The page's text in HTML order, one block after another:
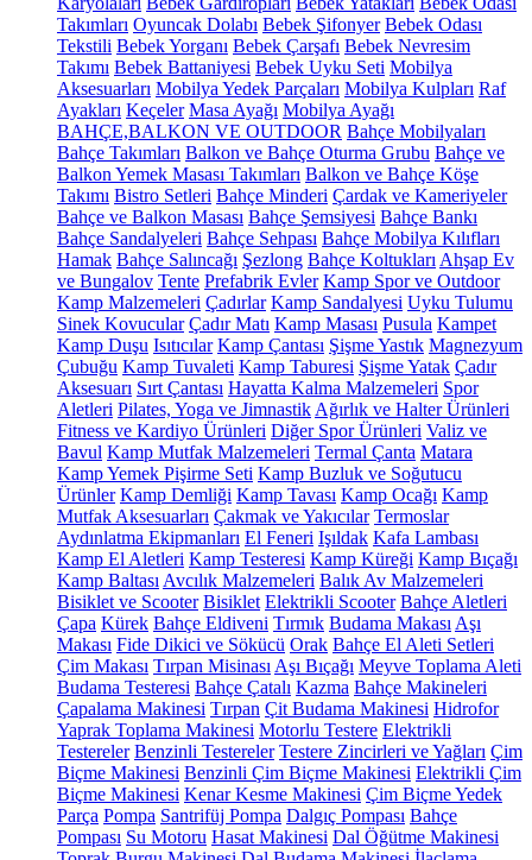
Takımları Oyuncak Dolabı Bebek Şifonyer Bebek Odası
Tekstili Bebek Yorganı Bebek Çarşafı Bebek Nevresim
Takımı Bebek Battaniyesi Bebek Uyku Seti Mobilya
Aksesuarları Mobilya Yedek Parçaları Mobilya Kulpları Raf
Ayakları Keçeler Masa Ayağı Mobilya Ayağı
BAHÇE,BALKON VE OUTDOOR Bahçe Mobilyaları
Bahçe Takımları Balkon ve Bahçe Oturma Grubu Bahçe ve
Balkon Yemek Masası Takımları Balkon ve Bahçe Köşe
Takımı Bistro Setleri Bahçe Minderi Çardak ve Kameriyeler
Bahçe ve Balkon Masası Bahçe Şemsiyesi Bahçe Bankı
Bahçe Sandalyeleri Bahçe Sehpası Bahçe Mobilya Kılıfları
Hamak Bahçe Salıncağı Şezlong Bahçe Koltukları Ahşap Ev
ve Bungalov Tente Prefabrik Evler Kamp Spor ve Outdoor
Kamp Malzemeleri Çadırlar Kamp Sandalyesi Uyku Tulumu
Sinek Kovucular Çadır Matı Kamp Masası Pusula Kampet
Kamp Duşu Isıtıcılar Kamp Çantası Şişme Yastık Magnezyum
Çubuğu Kamp Tuvaleti Kamp Taburesi Şişme Yatak Çadır
Aksesuarı Sırt Çantası Hayatta Kalma Malzemeleri Spor
Aletleri Pilates, Yoga ve Jimnastik Ağırlık ve Halter Ürünleri
Fitness ve Kardiyo Ürünleri Diğer Spor Ürünleri Valiz ve
Bavul Kamp Mutfak Malzemeleri Termal Çanta Matara
Kamp Yemek Pişirme Seti Kamp Buzluk ve Soğutucu
Ürünler Kamp Demliği Kamp Tavası Kamp Ocağı Kamp
Mutfak Aksesuarları Çakmak ve Yakıcılar Termoslar
Aydınlatma Ekipmanları El Feneri Işıldak Kafa Lambası
Kamp El Aletleri Kamp Testeresi Kamp Küreği Kamp Bıçağı
Kamp Baltası Avcılık Malzemeleri Balık Av Malzemeleri
Bisiklet ve Scooter Bisiklet Elektrikli Scooter Bahçe Aletleri
Çapa Kürek Bahçe Eldiveni Tırmık Budama Makası Aşı
Makası Fide Dikici ve Sökücü Orak Bahçe El Aleti Setleri
Çim Makası Tırpan Misinası Aşı Bıçağı Meyve Toplama Aleti
Budama Testeresi Bahçe Çatalı Kazma Bahçe Makineleri
Çapalama Makinesi Tırpan Çit Budama Makinesi Hidrofor
Yaprak Toplama Makinesi Motorlu Testere Elektrikli
Testereler Benzinli Testereler Testere Zincirleri ve Yağları Çim
Biçme Makinesi Benzinli Çim Biçme Makinesi Elektrikli Çim
Biçme Makinesi Kenar Kesme Makinesi Çim Biçme Yedek
Parça Pompa Santrifüj Pompa Dalgıç Pompası Bahçe
Pompası Su Motoru Hasat Makinesi Dal Öğütme Makinesi